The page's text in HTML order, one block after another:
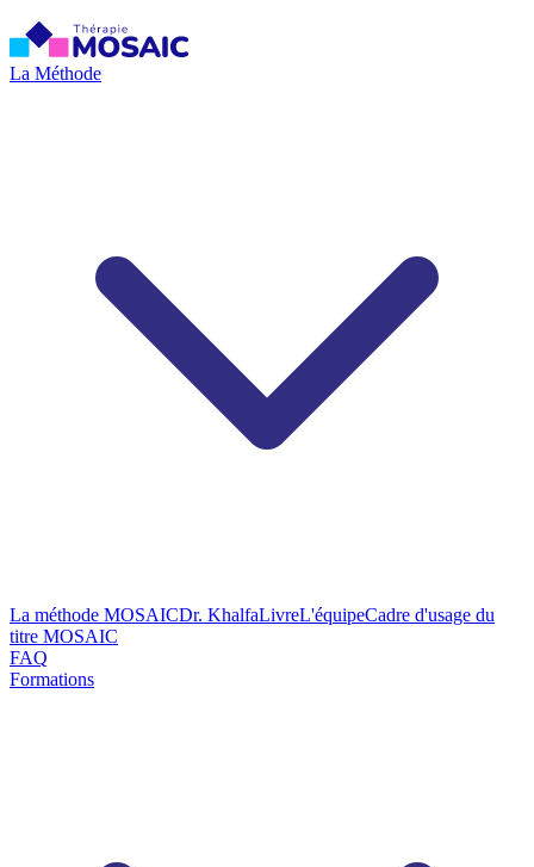
La Méthode
La méthode MOSAICDr. KhalfaLivreL'équipeCadre d'usage du
titre MOSAIC
FAQ
Formations